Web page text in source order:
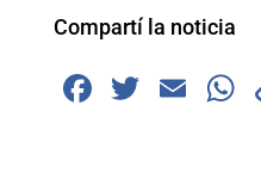
Compartí la noticia
F
T
E